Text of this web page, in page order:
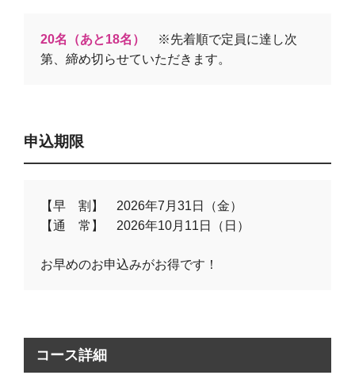
20名（あと18名）
※先着順で定員に達し次
第、締め切らせていただきます。
申込期限
【早 割】 2026年7月31日（金）
【通 常】 2026年10月11日（日）
お早めのお申込みがお得です！
コース詳細